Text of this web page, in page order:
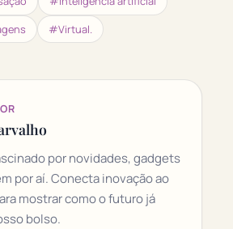
#Virtual.
por novidades, gadgets
por aí. Conecta inovação ao
mostrar como o futuro já
bolso.